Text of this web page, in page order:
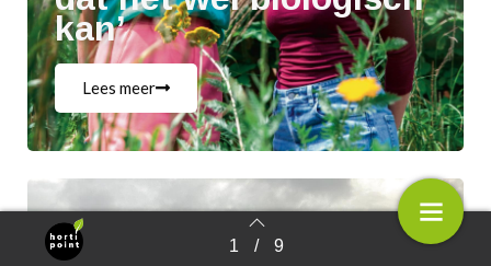
Terug naar overzicht 1 / 9
kan’
Lees meer